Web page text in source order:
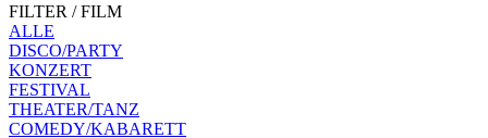
FILTER / FILM
ALLE
DISCO/PARTY
KONZERT
FESTIVAL
THEATER/TANZ
COMEDY/KABARETT